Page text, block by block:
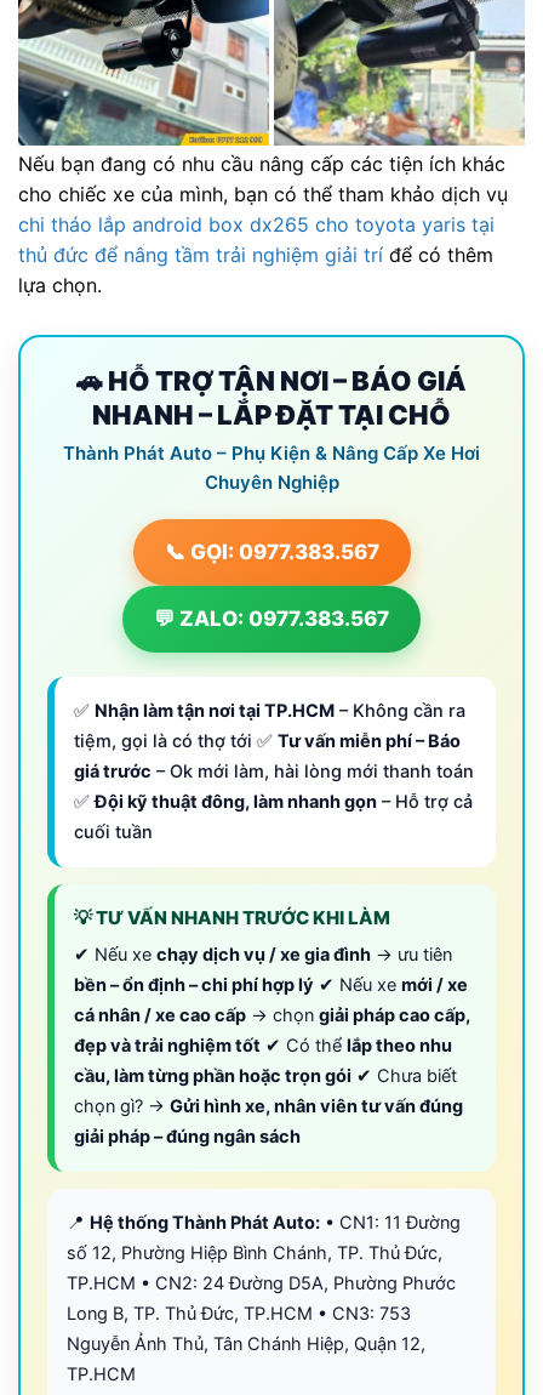
Nếu bạn đang có nhu cầu nâng cấp các tiện ích khác
cho chiếc xe của mình, bạn có thể tham khảo dịch vụ
chi tháo lắp android box dx265 cho toyota yaris tại
thủ đức để nâng tầm trải nghiệm giải trí để có thêm
lựa chọn.
🚗 HỖ TRỢ TẬN NƠI – BÁO GIÁ
NHANH – LẮP ĐẶT TẠI CHỖ
Thành Phát Auto – Phụ Kiện & Nâng Cấp Xe Hơi
Chuyên Nghiệp
📞 GỌI: 0977.383.567
💬 ZALO: 0977.383.567
✅ Nhận làm tận nơi tại TP.HCM – Không cần ra
tiệm, gọi là có thợ tới ✅ Tư vấn miễn phí – Báo
giá trước – Ok mới làm, hài lòng mới thanh toán
✅Đội kỹ thuật đông, làm nhanh gọn – Hỗ trợ cả
cuối tuần
💡 TƯ VẤN NHANH TRƯỚC KHI LÀM
✔ Nếu xe chạy dịch vụ / xe gia đình → ưu tiên
bền – ổn định – chi phí hợp lý ✔ Nếu xe mới / xe
cá nhân / xe cao cấp → chọn giải pháp cao cấp,
đẹp và trải nghiệm tốt ✔ Có thể lắp theo nhu
cầu, làm từng phần hoặc trọn gói ✔ Chưa biết
chọn gì? → Gửi hình xe, nhân viên tư vấn đúng
giải pháp – đúng ngân sách
📍 Hệ thống Thành Phát Auto: • CN1: 11 Đường
số 12, Phường Hiệp Bình Chánh, TP. Thủ Đức,
TP.HCM • CN2: 24 Đường D5A, Phường Phước
Long B, TP. Thủ Đức, TP.HCM • CN3: 753
Nguyễn Ảnh Thủ, Tân Chánh Hiệp, Quận 12,
TP.HCM